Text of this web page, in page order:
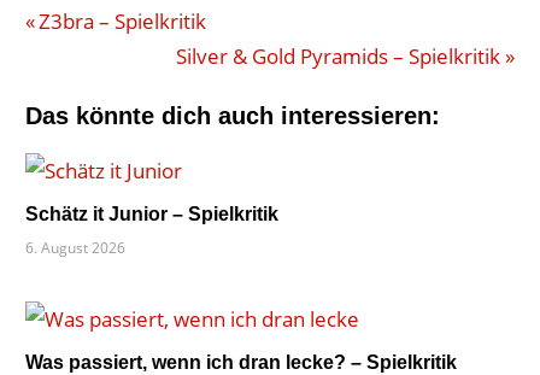
STORIES
MAKABER
RÄTSELSPIEL
Beitragsnavigation
Vorheriger
Z3bra – Spielkritik
Nächster
Silver & Gold Pyramids – Spielkritik
Das könnte dich auch interessieren:
Schätz it Junior – Spielkritik
6. August 2026
Was passiert, wenn ich dran lecke? – Spielkritik